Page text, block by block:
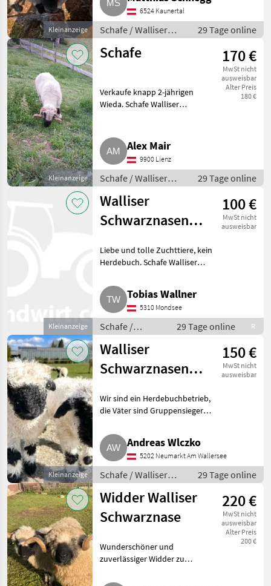
Kleinanzeige
Walliser Schwarznasenschafe
6524 Kaunertal
Schafe / Walliser
Schwarznasenschafe
29 Tage online
Kleinanzeige
Schafe 170 €
MwSt nicht
ausweisbar
Alter Preis
180 €
Verkaufe knapp 2-jährigen
Wieda. Schafe Walliser
Alex Mair
9900 Lienz
Schafe / Walliser
Schwarznasenschafe
29 Tage online
Kleinanzeige
Walliser
Schwarznasen-
100 €
MwSt nicht
ausweisbar
Liebe und tolle Zuchttiere, kein
Herdebuch. Schafe Walliser
Tobias Wallner
5310 Mondsee
Schafe /
Walliser
Schwarznasenschafe
29 Tage online R
Kleinanzeige
Walliser
Schwarznasen
und Deckwidder
150 €
MwSt nicht
ausweisbar
Wir sind ein Herdebuchbetrieb,
die Väter sind Gruppensieger
Deckwidder Seppi (letzten 4
Fotos), Herdebuch 2a, 13
Monate alt, zum Vermieten
Andreas Wlczko
5202 Neumarkt Am Wallersee
Schafe / Walliser
Schwarznasenschafe
29 Tage online
Widder Walliser
Schwarznase
220 €
MwSt nicht
ausweisbar
Alter Preis
200 €
Wunderschöner und
zuverlässiger Widder zu
junge Lämmer und wird wegen